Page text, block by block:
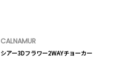
CALNAMUR
シアー3Dフラワー2WAYチョーカー